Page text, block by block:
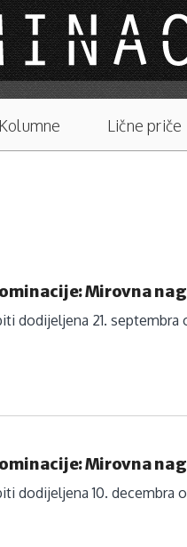
Kolumne Lične priče
Mirovna
dodijeljena 21.
Mirovna
dodijeljena 10. decembra